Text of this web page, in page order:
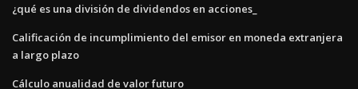
¿qué es una división de dividendos en acciones_
Calificación de incumplimiento del emisor en moneda extranjera
a largo plazo
Cálculo anualidad de valor futuro